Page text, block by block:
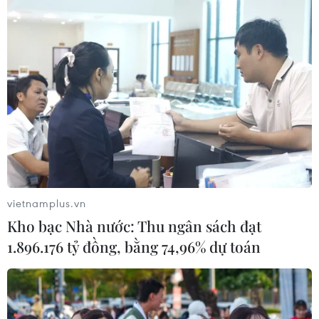
Trung Quốc phóng thành công hai
vệ tinh siêu phổ Đông Phương Huệ
Nhãn
05/08/2026 07:16
Trung Quốc: Cảnh sát Hong Kong,
Macau triệt phá vụ lừa đảo đầu tư
Fun Coffee
05/08/2026 06:41
Afghanistan đối mặt khủng hoảng
lương thực nghiêm trọng do thiếu
hụt viện trợ
05/08/2026 06:41
vietnamplus.vn
Kho bạc Nhà nước: Thu ngân sách đạt
1.896.176 tỷ đồng, bằng 74,96% dự toán